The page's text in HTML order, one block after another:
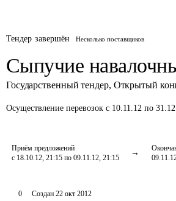
Тендер завершён Несколько поставщиков
Сыпучие
Государственный тендер, Открытый
Осуществление перевозок с 10.11.12 по
Приём предложений
с 18.10.12, 21:15 по 09.11.12, 21:15
0 Создан 22 окт 2012